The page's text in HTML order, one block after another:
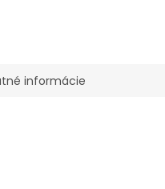
informácie